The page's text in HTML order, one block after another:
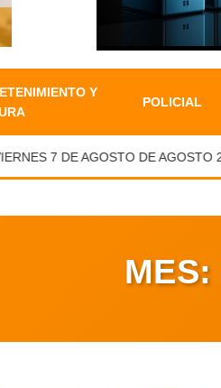
Y
POLICIAL
7 DE AGOSTO DE AGOSTO
MES: